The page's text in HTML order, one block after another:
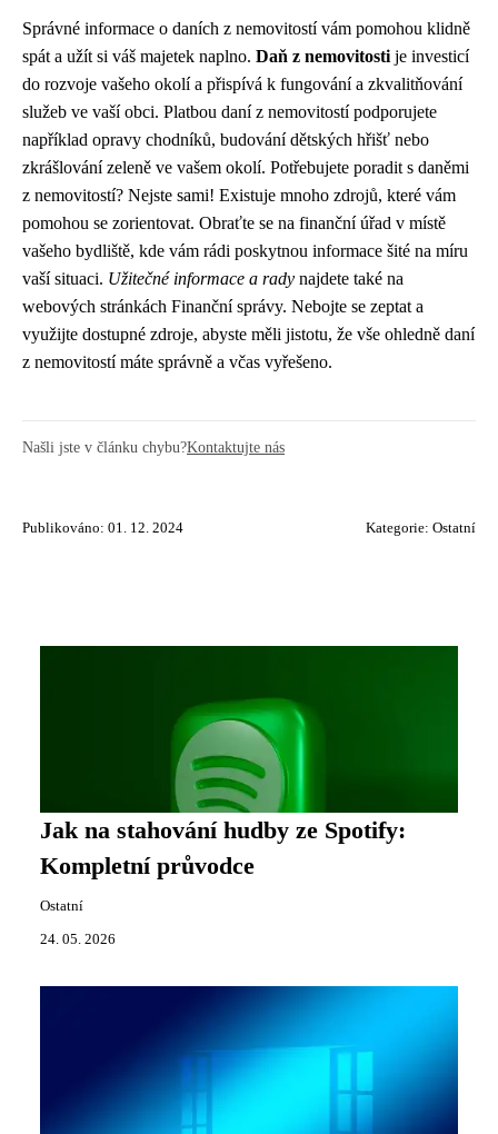
Správné informace o daních z nemovitostí vám pomohou klidně
spát a užít si váš majetek naplno. Daň z nemovitosti je investicí
do rozvoje vašeho okolí a přispívá k fungování a zkvalitňování
služeb ve vaší obci. Platbou daní z nemovitostí podporujete
například opravy chodníků, budování dětských hřišť nebo
zkrášlování zeleně ve vašem okolí. Potřebujete poradit s daněmi
z nemovitostí? Nejste sami! Existuje mnoho zdrojů, které vám
pomohou se zorientovat. Obraťte se na finanční úřad v místě
vašeho bydliště, kde vám rádi poskytnou informace šité na míru
vaší situaci. Užitečné informace a rady najdete také na
webových stránkách Finanční správy. Nebojte se zeptat a
využijte dostupné zdroje, abyste měli jistotu, že vše ohledně daní
z nemovitostí máte správně a včas vyřešeno.
Našli jste v článku chybu?Kontaktujte nás
Publikováno: 01. 12. 2024 Kategorie: Ostatní
Jak na stahování hudby ze Spotify:
Kompletní průvodce
Ostatní
24. 05. 2026